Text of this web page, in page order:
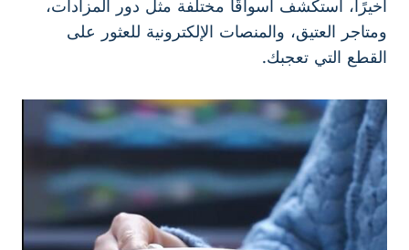
أخيرًا، استكشف أسواقًا مختلفة مثل دور المزادات،
ومتاجر العتيق، والمنصات الإلكترونية للعثور على
القطع التي تعجبك.